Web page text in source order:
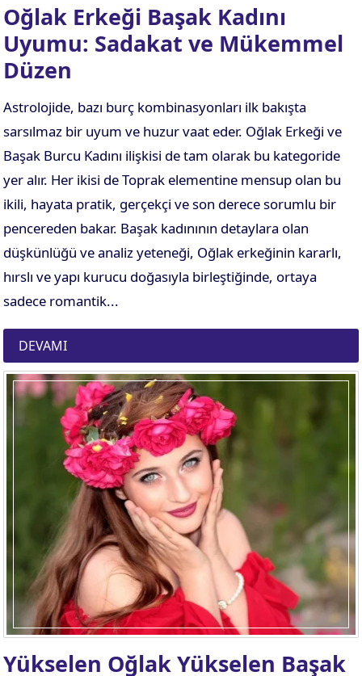
Oğlak Erkeği Başak Kadını
Uyumu: Sadakat ve Mükemmel
Düzen
Astrolojide, bazı burç kombinasyonları ilk bakışta
sarsılmaz bir uyum ve huzur vaat eder. Oğlak Erkeği ve
Başak Burcu Kadını ilişkisi de tam olarak bu kategoride
yer alır. Her ikisi de Toprak elementine mensup olan bu
ikili, hayata pratik, gerçekçi ve son derece sorumlu bir
pencereden bakar. Başak kadınının detaylara olan
düşkünlüğü ve analiz yeteneği, Oğlak erkeğinin kararlı,
hırslı ve yapı kurucu doğasıyla birleştiğinde, ortaya
sadece romantik...
DEVAMI
Yükselen Oğlak Yükselen Başak